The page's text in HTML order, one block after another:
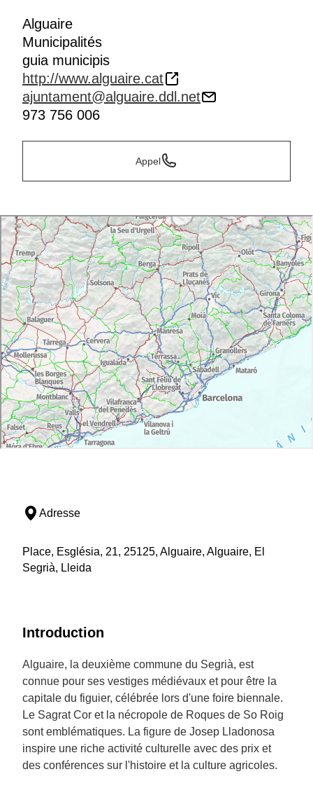
Alguaire
Municipalités
guia municipis
http://www.alguaire.cat
ajuntament@alguaire.ddl.net
973 756 006
Appel
Adresse
Place, Església, 21, 25125, Alguaire, Alguaire, El
Segrià, Lleida
Introduction
Alguaire, la deuxième commune du Segrià, est
connue pour ses vestiges médiévaux et pour être la
capitale du figuier, célébrée lors d'une foire biennale.
Le Sagrat Cor et la nécropole de Roques de So Roig
sont emblématiques. La figure de Josep Lladonosa
inspire une riche activité culturelle avec des prix et
des conférences sur l'histoire et la culture agricoles.